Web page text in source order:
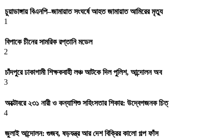
চুয়াডাঙ্গায় বিএনপি–জামায়াত সংঘর্ষে আহত জামায়াত আমিরের মৃত্যু
1
বিপাকে চীনের সামরিক রপ্তানি মডেল
2
চাঁদপুরে ঢাকাগামী শিক্ষকবাহী লঞ্চ আটকে দিল পুলিশ, আন্দোলন অব
3
অক্টোবরে ২৩১ নারী ও কন্যাশিশু সহিংসতার শিকার: উদ্বেগজনক চিত্
4
জুলাই আন্দোলন: গুজব, ষড়যন্ত্র আর দেশ বিক্রির কালো গল্প ফাঁস